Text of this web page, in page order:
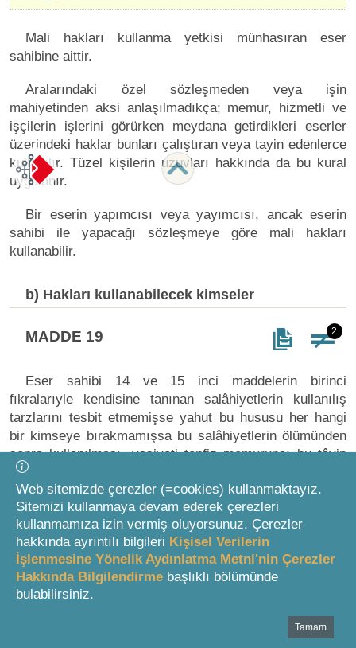
Mali hakları kullanma yetkisi münhasıran eser
sahibine aittir.
Aralarındaki özel sözleşmeden veya işin
mahiyetinden aksi anlaşılmadıkça; memur, hizmetli ve
işçilerin işlerini görürken meydana getirdikleri eserler
üzerindeki haklar bunları çalıştıran veya tayin edenlerce
kullanılır. Tüzel kişilerin uzuvları hakkında da bu kural
uygulanır.
Bir eserin yapımcısı veya yayımcısı, ancak eserin
sahibi ile yapacağı sözleşmeye göre mali hakları
kullanabilir.
b) Hakları kullanabilecek kimseler
MADDE 19 2
Eser sahibi 14 ve 15 inci maddelerin birinci
fıkralarıyle kendisine tanınan salâhiyetlerin kullanılış
tarzlarını tesbit etmemişse yahut bu hususu her hangi
bir kimseye bırakmamışsa bu salâhiyetlerin ölümünden
sonra kullanılması, vasiyeti tenfiz memuruna; bu tâyin
edilmemişse sırasiyle sağ kalan eşi ile çocuklarına ve
mansup mirasçılarına, ana - babasına, kardeşlerine
aittir.
Eser sahibinin ölümünden sonra yukarıdaki fıkrada
sayılan kimseler eser sahibine 14, 15 ve 16 ncı
maddelerin üçüncü fıkralarında tanınan hakları eser
sahibinin ölümünden itibaren yetmiş yıl kendi namlarına
Web sitemizde çerezler (=cookies) kullanmaktayız.
Sitemizi kullanmaya devam ederek çerezleri
kullanmamıza izin vermiş oluyorsunuz. Çerezler
hakkında ayrıntılı bilgileri Kişisel Verilerin
İşlenmesine Yönelik Aydınlatma Metni'nin Çerezler
Hakkında Bilgilendirme başlıklı bölümünde
bulabilirsiniz.
Tamam